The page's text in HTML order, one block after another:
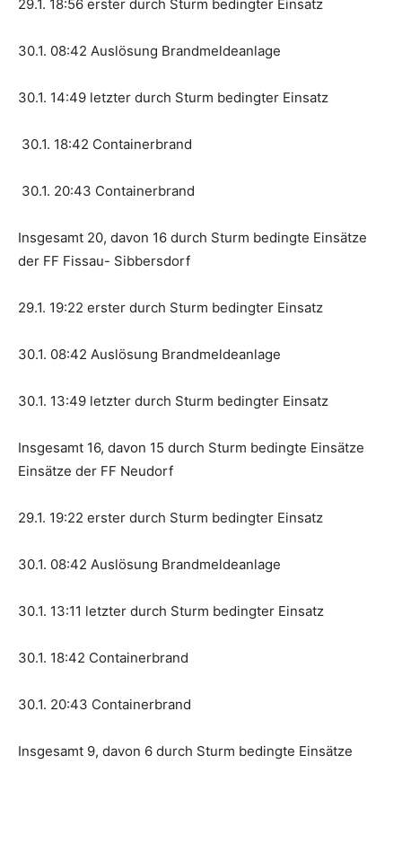
29.1. 18:56 erster durch Sturm bedingter Einsatz
30.1. 08:42 Auslösung Brandmeldeanlage
30.1. 14:49 letzter durch Sturm bedingter Einsatz
30.1. 18:42 Containerbrand
30.1. 20:43 Containerbrand
Insgesamt 20, davon 16 durch Sturm bedingte Einsätze
der FF Fissau- Sibbersdorf
29.1. 19:22 erster durch Sturm bedingter Einsatz
30.1. 08:42 Auslösung Brandmeldeanlage
30.1. 13:49 letzter durch Sturm bedingter Einsatz
Insgesamt 16, davon 15 durch Sturm bedingte Einsätze
Einsätze der FF Neudorf
29.1. 19:22 erster durch Sturm bedingter Einsatz
30.1. 08:42 Auslösung Brandmeldeanlage
30.1. 13:11 letzter durch Sturm bedingter Einsatz
30.1. 18:42 Containerbrand
30.1. 20:43 Containerbrand
Insgesamt 9, davon 6 durch Sturm bedingte Einsätze